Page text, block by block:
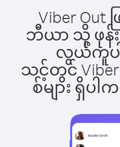
Viber Out
ဘီယာ သို့ ဖုန်း
လွယ်ကူပ
သင့်တွင်
စ်များ ရှိပ